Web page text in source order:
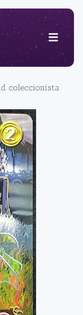
coleccionista